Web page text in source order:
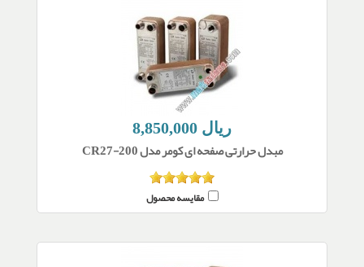
8,850,000 ریال
مبدل حرارتی صفحه ای کومر مدل CR27-200
مقایسه محصول